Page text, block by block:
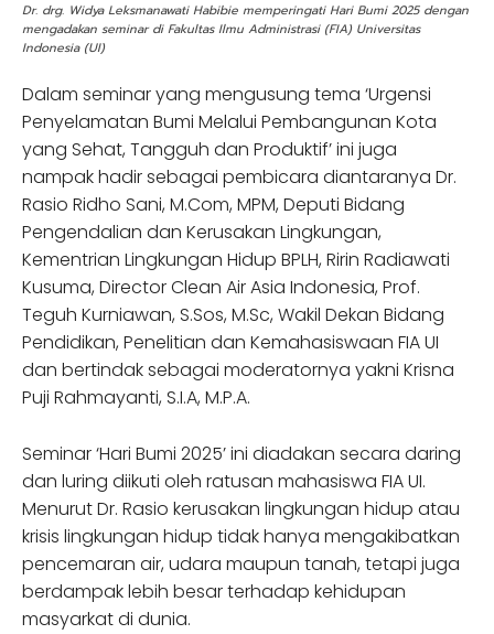
Dr. drg. Widya Leksmanawati Habibie memperingati Hari Bumi 2025 dengan
mengadakan seminar di Fakultas Ilmu Administrasi (FIA) Universitas
Indonesia (UI)
Dalam seminar yang mengusung tema ‘Urgensi
Penyelamatan Bumi Melalui Pembangunan Kota
yang Sehat, Tangguh dan Produktif’ ini juga
nampak hadir sebagai pembicara diantaranya Dr.
Rasio Ridho Sani, M.Com, MPM, Deputi Bidang
Pengendalian dan Kerusakan Lingkungan,
Kementrian Lingkungan Hidup BPLH, Ririn Radiawati
Kusuma, Director Clean Air Asia Indonesia, Prof.
Teguh Kurniawan, S.Sos, M.Sc, Wakil Dekan Bidang
Pendidikan, Penelitian dan Kemahasiswaan FIA UI
dan bertindak sebagai moderatornya yakni Krisna
Puji Rahmayanti, S.I.A, M.P.A.
Seminar ‘Hari Bumi 2025’ ini diadakan secara daring
dan luring diikuti oleh ratusan mahasiswa FIA UI.
Menurut Dr. Rasio kerusakan lingkungan hidup atau
krisis lingkungan hidup tidak hanya mengakibatkan
pencemaran air, udara maupun tanah, tetapi juga
berdampak lebih besar terhadap kehidupan
masyarkat di dunia.